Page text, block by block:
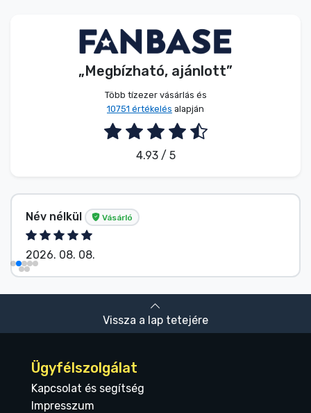
„Megbízható, ajánlott”
Több tízezer vásárlás és
10751 értékelés alapján
4.93 / 5
Név nélkül Vásárló
2026. 08. 08.
Vissza a lap tetejére
Ügyfélszolgálat
Kapcsolat és segítség
Impresszum
Terméktípusok